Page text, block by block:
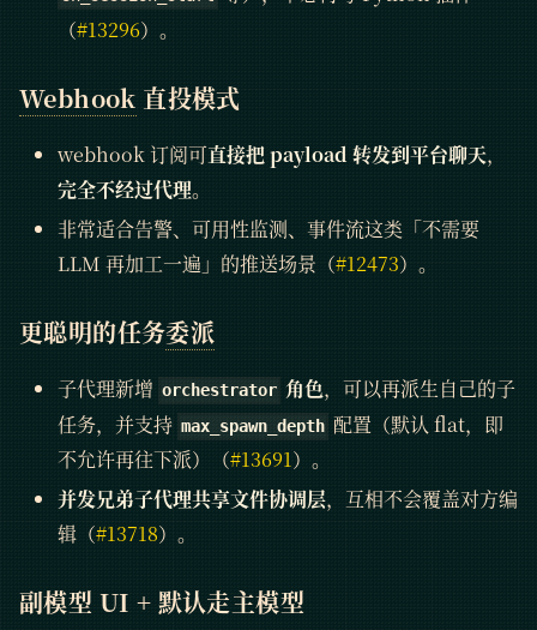
（#13296）。
Webhook 直投模式
webhook 订阅可直接把 payload 转发到平台聊天，
完全不经过代理。
非常适合告警、可用性监测、事件流这类「不需要
LLM 再加工一遍」的推送场景（#12473）。
更聪明的任务委派
子代理新增 orchestrator 角色，可以再派生自己的子
任务，并支持 max_spawn_depth 配置（默认 flat，即
不允许再往下派）（#13691）。
并发兄弟子代理共享文件协调层，互相不会覆盖对方编
辑（#13718）。
副模型 UI + 默认走主模型